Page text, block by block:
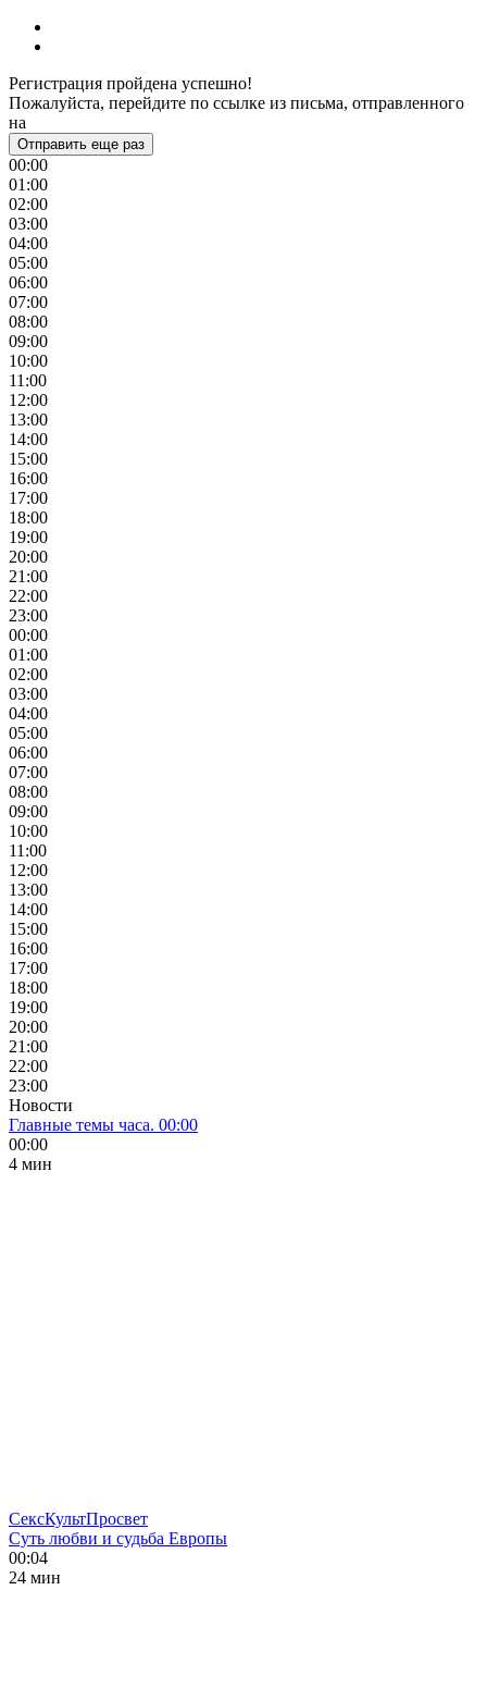
Регистрация пройдена успешно!
Пожалуйста, перейдите по ссылке из письма, отправленного
на
Отправить еще раз
00:00
01:00
02:00
03:00
04:00
05:00
06:00
07:00
08:00
09:00
10:00
11:00
12:00
13:00
14:00
15:00
16:00
17:00
18:00
19:00
20:00
21:00
22:00
23:00
00:00
01:00
02:00
03:00
04:00
05:00
06:00
07:00
08:00
09:00
10:00
11:00
12:00
13:00
14:00
15:00
16:00
17:00
18:00
19:00
20:00
21:00
22:00
23:00
Новости
Главные темы часа. 00:00
00:00
4 мин
СексКультПросвет
Суть любви и судьба Европы
00:04
24 мин